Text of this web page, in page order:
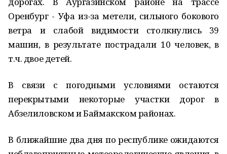
Оренбург - Уфа из-за метели, сильного бокового
ветра и слабой видимости столкнулись 39
машин, в результате пострадали 10 человек, в
т.ч. двое детей.
В связи с погодными условиями остаются
перекрытыми некоторые участки дорог в
Абзелиловском и Баймакском районах.
В ближайшие два дня по республике ожидаются